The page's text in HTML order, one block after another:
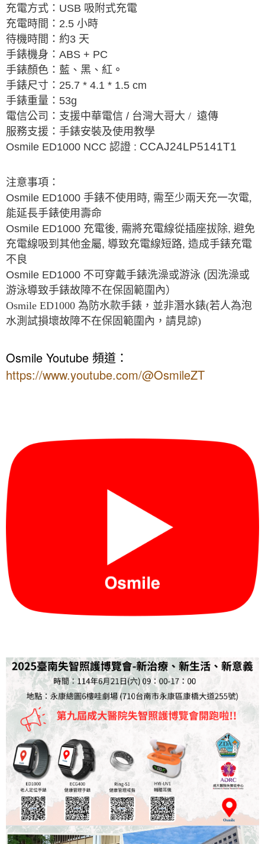
充電方式： USB 吸附式充電
充電時間： 2.5 小時
待機時間：約3 天
手錶機身： ABS + PC
手錶顏色：藍、黑、紅 。
手錶尺寸： 25.7 * 4.1 * 1.5 cm
手錶重量： 53g
電信公司：支援中華電信 / 台灣大哥大 / 遠傳
服務支援：手錶安裝及使用教學
Osmile ED1000 NCC 認證 : CCAJ24LP5141T1
注意事項：
Osmile ED1000 手錶不使用時, 需至少兩天充一次電,
能延長手錶使用壽命
Osmile ED1000 充電後, 需將充電線從插座拔除, 避免
充電線吸到其他金屬, 導致充電線短路, 造成手錶充電
不良
Osmile ED1000 不可穿戴手錶洗澡或游泳 (因洗澡或
游泳導致手錶故障不在保固範圍內）
Osmile ED1000 為防水款手錶，並非潛水錶(若人為泡
水測試損壞故障不在保固範圍內，請見諒)
Osmile Youtube 頻道：
https://www.youtube.com/@OsmileZT